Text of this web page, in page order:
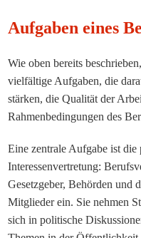
Aufgaben eines
Wie oben bereits
vielfältige Aufgaben, die
stärken, die Qualität der
Rahmenbedingungen des
Eine zentrale Aufgabe ist
Interessenvertretung:
Gesetzgeber, Behörden und
Mitglieder ein. Sie nehmen
sich in politische